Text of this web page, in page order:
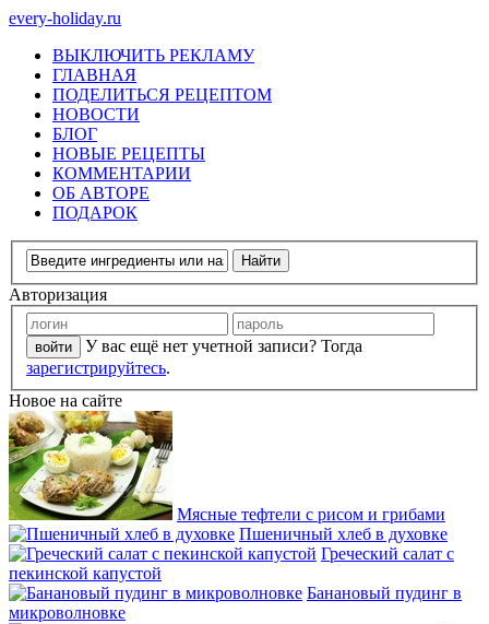
every-holiday.ru
ВЫКЛЮЧИТЬ РЕКЛАМУ
ГЛАВНАЯ
ПОДЕЛИТЬСЯ РЕЦЕПТОМ
НОВОСТИ
БЛОГ
НОВЫЕ РЕЦЕПТЫ
КОММЕНТАРИИ
ОБ АВТОРЕ
ПОДАРОК
Авторизация
У вас ещё нет учетной записи? Тогда
зарегистрируйтесь.
Новое на сайте
Мясные тефтели с рисом и грибами
Пшеничный хлеб в духовке
Греческий салат с
пекинской капустой
Банановый пудинг в
микроволновке